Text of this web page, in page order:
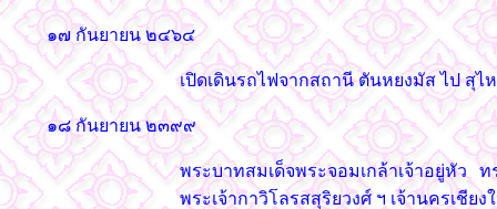
๑๗ กันยายน ๒๔๖๔
เปิดเดินรถไฟจากสถานี ตันหยงมัส ไป สุไ
๑๘ กันยายน ๒๓๙๙
พระบาทสมเด็จพระจอมเกล้าเจ้าอยู่หัว
พระเจ้ากาวิโลรสสุริยวงศ์ ฯ เจ้านครเชียง